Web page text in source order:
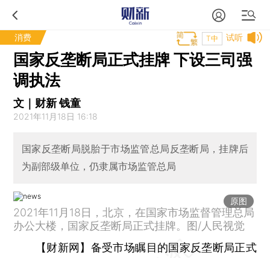
消费 试听
T中
国家反垄断局正式挂牌 下设三司强
调执法
文｜财新 钱童
2021年11月18日 16:18
国家反垄断局脱胎于市场监管总局反垄断局，挂牌后
为副部级单位，仍隶属市场监管总局
原图
2021年11月18日，北京，在国家市场监督管理总局
办公大楼，国家反垄断局正式挂牌。图/人民视觉
【财新网】 备受市场瞩目的国家反垄断局正式